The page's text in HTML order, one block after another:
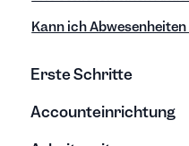
Kann ich
Erste Schritte
Accounteinrichtung